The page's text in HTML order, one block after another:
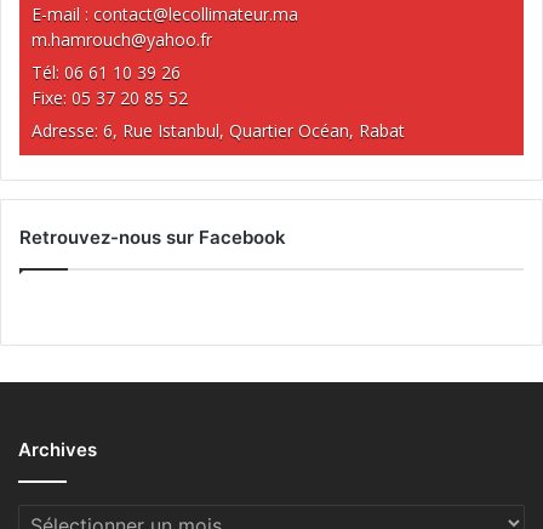
E-mail : contact@lecollimateur.ma
m.hamrouch@yahoo.fr
Tél: 06 61 10 39 26
Fixe: 05 37 20 85 52
Adresse: 6, Rue Istanbul, Quartier Océan, Rabat
Retrouvez-nous sur Facebook
Archives
Archives